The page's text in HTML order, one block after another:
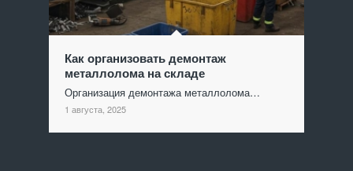
Как организовать демонтаж
металлолома на складе
Организация демонтажа металлолома…
1 августа, 2025